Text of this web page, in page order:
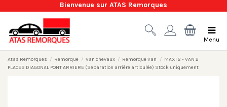
Bienvenue sur ATAS Remorques
Menu
Atas Remorques Remorque Van chevaux Remorque Van
MAXI 2 - VAN 2
PLACES DIAGONAL PONT ARRIERE (Separation arrière articulée) Stock uniquement